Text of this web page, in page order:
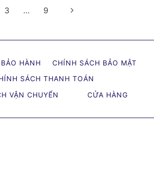
SỐ3 … 9
Next
HÀNH
CHÍNH SÁCH BẢO MẬT
SÁCH THANH TOÁN
VẬN CHUYỂN
CỬA HÀNG